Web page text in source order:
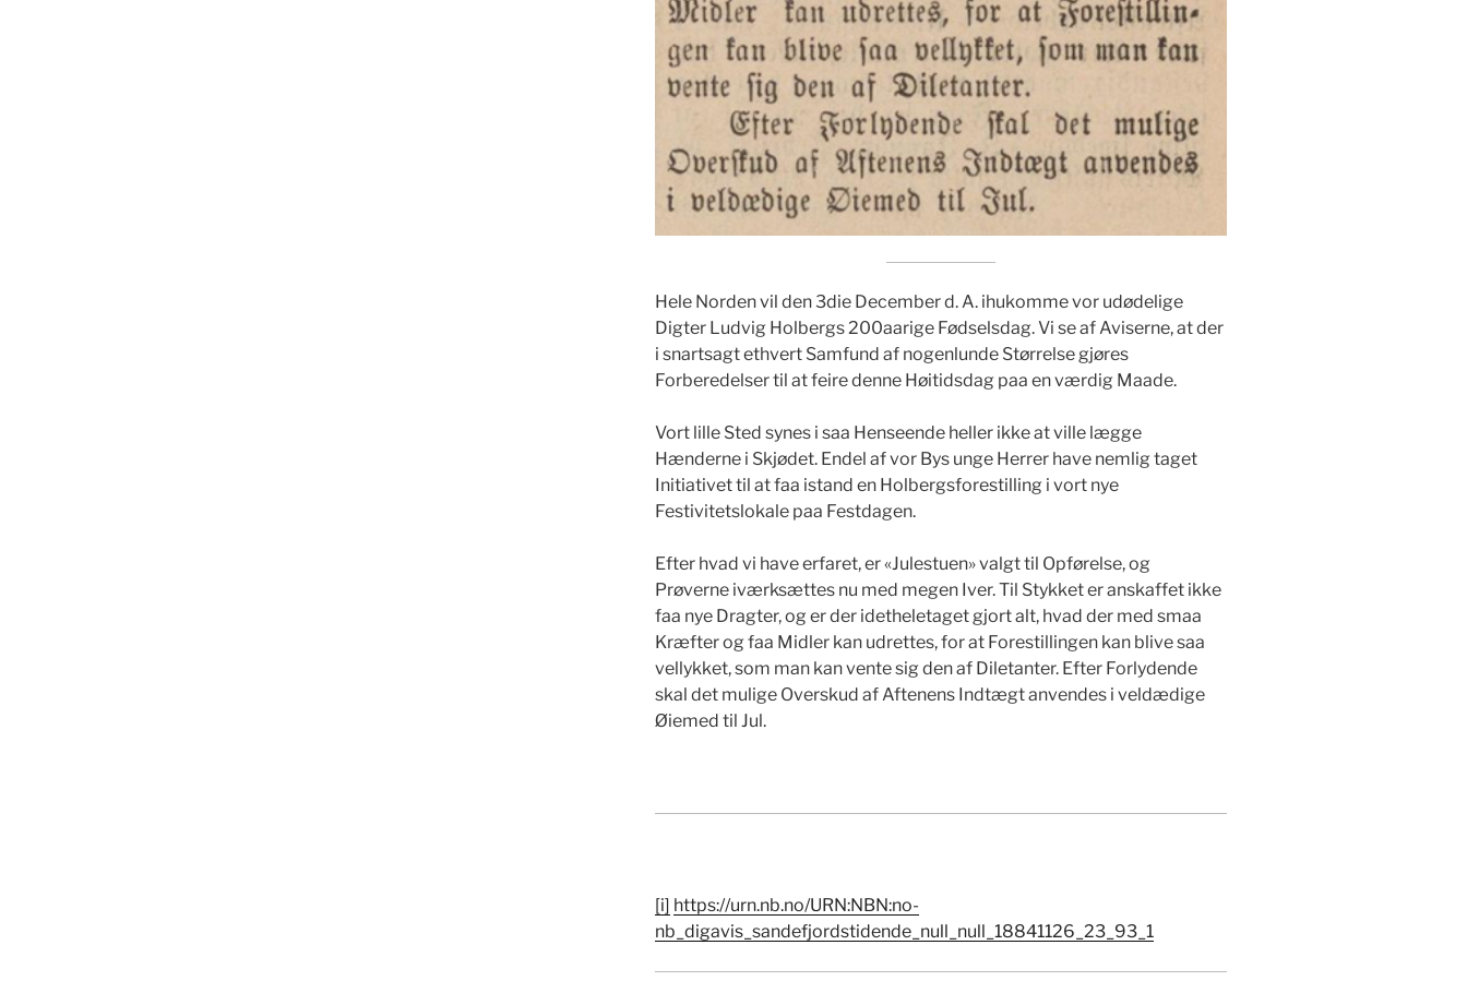
Hele Norden vil den 3die December d. A. ihukomme vor udødelige
Digter Ludvig Holbergs 200aarige Fødselsdag. Vi se af Aviserne, at der
i snartsagt ethvert Samfund af nogenlunde Størrelse gjøres
Forberedelser til at feire denne Høitidsdag paa en værdig Maade.
Vort lille Sted synes i saa Henseende heller ikke at ville lægge
Hænderne i Skjødet. Endel af vor Bys unge Herrer have nemlig taget
Initiativet til at faa istand en Holbergsforestilling i vort nye
Festivitetslokale paa Festdagen.
Efter hvad vi have erfaret, er «Julestuen» valgt til Opførelse, og
Prøverne iværksættes nu med megen Iver. Til Stykket er anskaffet ikke
faa nye Dragter, og er der idetheletaget gjort alt, hvad der med smaa
Kræfter og faa Midler kan udrettes, for at Forestillingen kan blive saa
vellykket, som man kan vente sig den af Diletanter. Efter Forlydende
skal det mulige Overskud af Aftenens Indtægt anvendes i veldædige
Øiemed til Jul.
[i] https://urn.nb.no/URN:NBN:no-
nb_digavis_sandefjordstidende_null_null_18841126_23_93_1